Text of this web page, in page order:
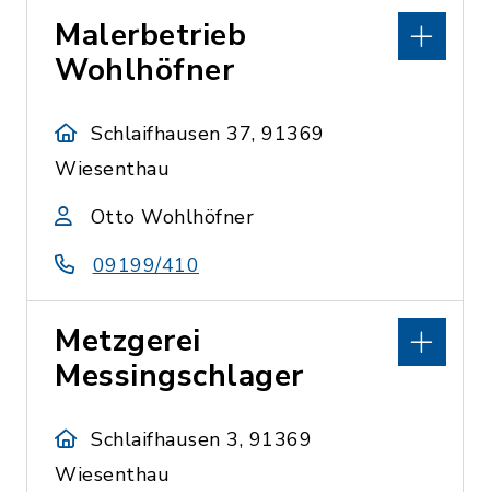
Malerbetrieb
Wohlhöfner
Schlaifhausen 37, 91369
Wiesenthau
Otto Wohlhöfner
09199/410
Metzgerei
Messingschlager
Schlaifhausen 3, 91369
Wiesenthau